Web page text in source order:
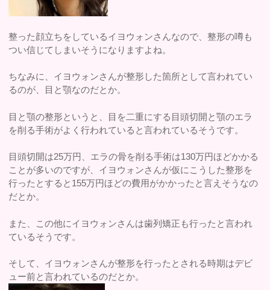
整った顔立ちをしているイヨウォンさんなので、整形の噂も
つい信じてしまいそうになりますよね。
ちなみに、イヨウォンさんが整形した箇所として言われてい
るのが、目と顎なのだとか。
目と顎の整形というと、目を二重にする目頭切開と顎のエラ
を削る手術がよく行われていると言われているそうです。
目頭切開は25万円、エラの骨を削る手術は130万円ほどかかる
ことが多いのですが、イヨウォンさんが仮にこうした整形を
行ったとすると155万円ほどの費用がかかったと言えそうなの
だとか。
また、この他にイヨウォンさんは歯列矯正も行ったと言われ
ているそうです。
そして、イヨウォンさんが整形を行ったとされる時期はデビ
ュー前と言われているのだとか。